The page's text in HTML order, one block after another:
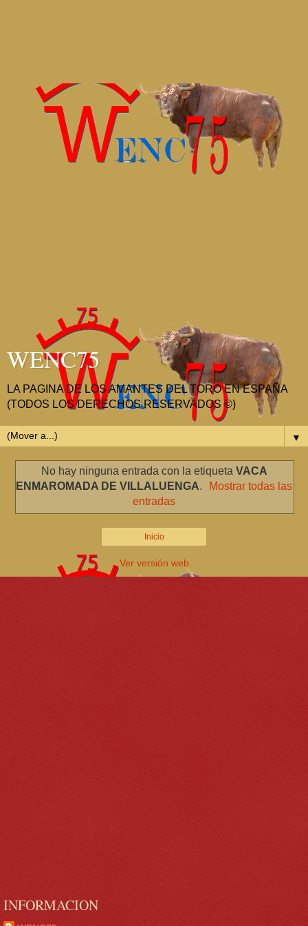
WENC75
LA PAGINA DE LOS AMANTES DEL TORO EN ESPAÑA
(TODOS LOS DERECHOS RESERVADOS ©)
▼
No hay ninguna entrada con la etiqueta VACA
ENMAROMADA DE VILLALUENGA.
Mostrar todas las
entradas
Inicio
Ver versión web
INFORMACION